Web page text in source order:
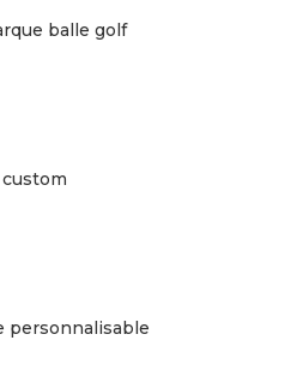
balle golf
personnalisable